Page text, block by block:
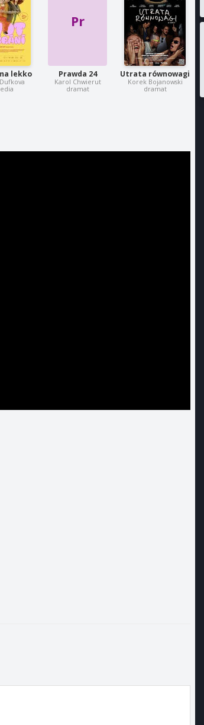
lekko
Pr
Prawda 24
Karol Chwierut
dramat
Utrata równowagi
Korek Bojanowski
dramat